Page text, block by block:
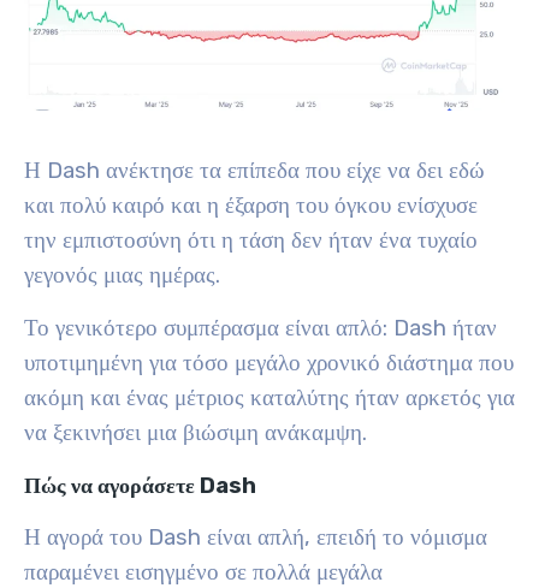
Η Dash ανέκτησε τα επίπεδα που είχε να δει εδώ
και πολύ καιρό και η έξαρση του όγκου ενίσχυσε
την εμπιστοσύνη ότι η τάση δεν ήταν ένα τυχαίο
γεγονός μιας ημέρας.
Το γενικότερο συμπέρασμα είναι απλό: Dash ήταν
υποτιμημένη για τόσο μεγάλο χρονικό διάστημα που
ακόμη και ένας μέτριος καταλύτης ήταν αρκετός για
να ξεκινήσει μια βιώσιμη ανάκαμψη.
Πώς να αγοράσετε Dash
Η αγορά του Dash είναι απλή, επειδή το νόμισμα
παραμένει εισηγμένο σε πολλά μεγάλα